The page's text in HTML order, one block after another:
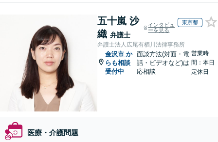
五十嵐 沙
織 弁護士
インタビュ
ーを見る
東京都
弁護士法人広尾有栖川法律事務所
金沢市 か
らも相談
受付中
面談方法(対面・電
話・ビデオなど)は
応相談
営業時
間：本日
定休日
医療・介護問題